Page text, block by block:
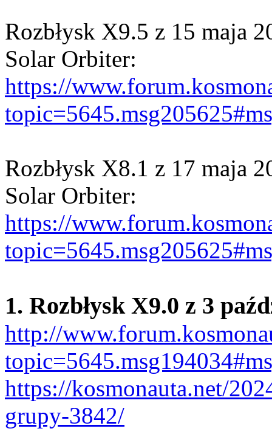
Rozbłysk X9.5 z 15 maja
Solar Orbiter:
https://
Rozbłysk X8.1 z 17 maja
Solar Orbiter:
https://
1. Rozbłysk X9.0 z 3
http://
https://kosmonauta.net/
grupy-3842/